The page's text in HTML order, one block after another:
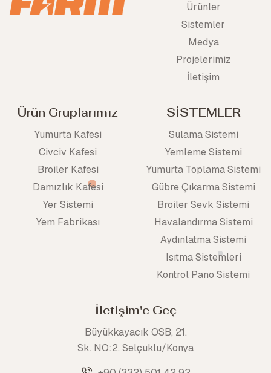
Ürünler
Sistemler
Medya
Projelerimiz
İletişim
Ürün Gruplarımız
Yumurta Kafesi
Civciv Kafesi
Broiler Kafesi
Damızlık Kafesi
Yer Sistemi
Yem Fabrikası
SİSTEMLER
Sulama Sistemi
Yemleme Sistemi
Yumurta Toplama Sistemi
Gübre Çıkarma Sistemi
Broiler Sevk Sistemi
Havalandırma Sistemi
Aydınlatma Sistemi
Isıtma Sistemleri
Kontrol Pano Sistemi
İletişim'e Geç
Büyükkayacık OSB, 21.
Sk. NO:2, Selçuklu/Konya